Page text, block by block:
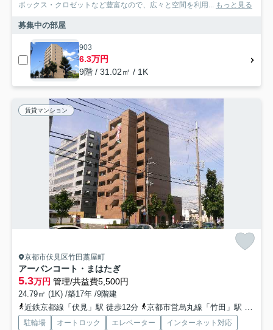
ボックス・クロゼットなど豊富なので、広々と空間を利用... もっと見る
募集中の部屋
903
6.3万円
9階 / 31.02㎡ / 1K
賃貸マンション
京都市伏見区竹田藁屋町
アーバンコート・まはたぎ
5.3万円 管理/共益費5,500円
24.79㎡ (1K) /築17年 /9階建
近鉄京都線「伏見」駅 徒歩12分
京都市営烏丸線「竹田」駅 徒歩20分
駐輪場 オートロック エレベーター インターネット対応